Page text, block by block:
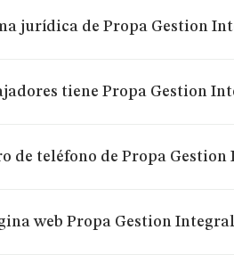
jurídica de Propa Gestion
tiene Propa Gestion
de teléfono de Propa Gestion
web Propa Gestion